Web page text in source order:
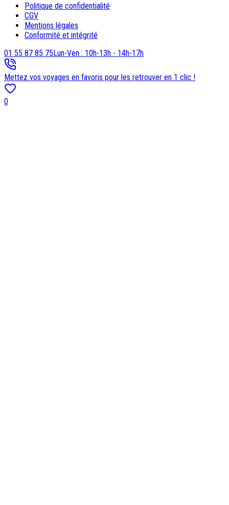
Politique de confidentialité
CGV
Mentions légales
Conformité et intégrité
01 55 87 85 75Lun-Ven : 10h-13h - 14h-17h
Mettez vos voyages en favoris pour les retrouver en 1 clic !
0